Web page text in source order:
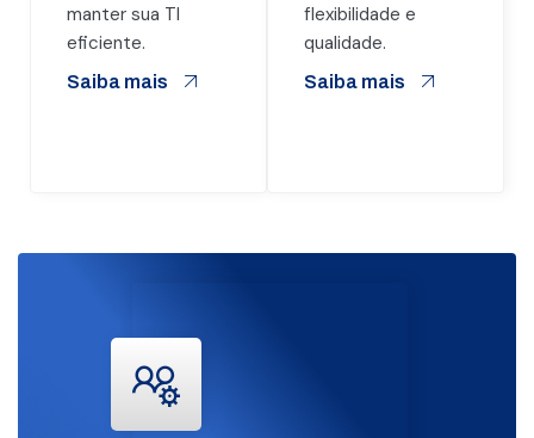
manter sua TI
eficiente.
Saiba mais
flexibilidade e
qualidade.
Saiba mais